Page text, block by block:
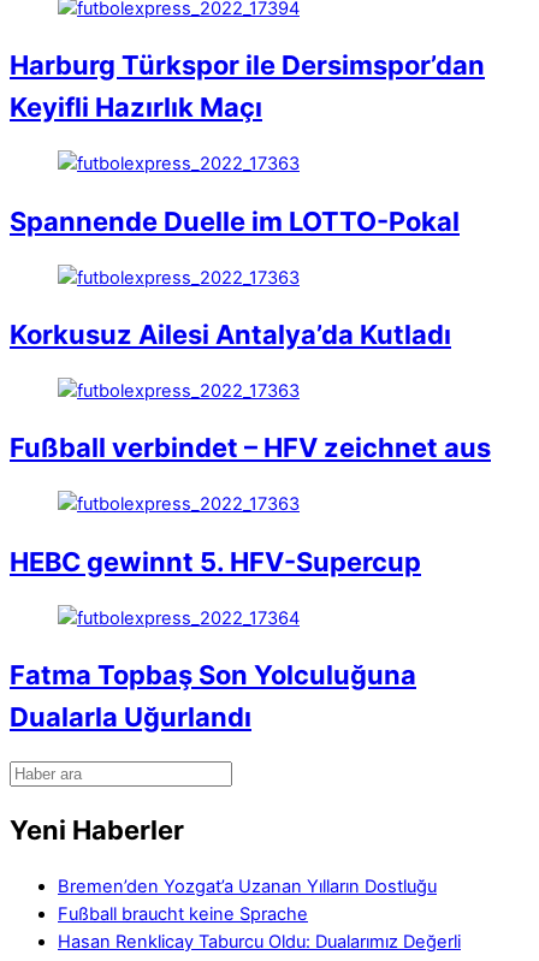
Harburg Türkspor ile Dersimspor’dan
Keyifli Hazırlık Maçı
Spannende Duelle im LOTTO-Pokal
Korkusuz Ailesi Antalya’da Kutladı
Fußball verbindet – HFV zeichnet aus
HEBC gewinnt 5. HFV-Supercup
Fatma Topbaş Son Yolculuğuna
Dualarla Uğurlandı
Yeni Haberler
Bremen’den Yozgat’a Uzanan Yılların Dostluğu
Fußball braucht keine Sprache
Hasan Renklicay Taburcu Oldu: Dualarımız Değerli